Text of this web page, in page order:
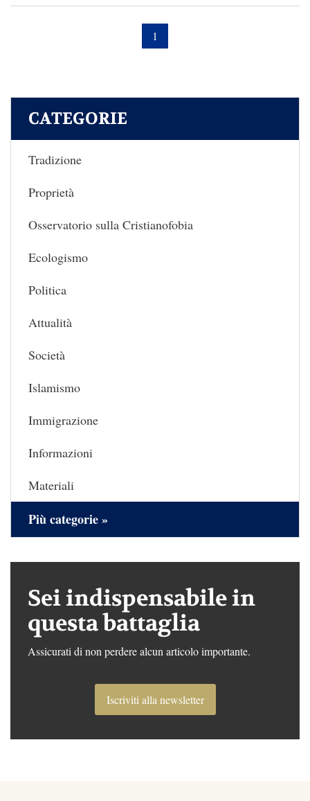
1
CATEGORIE
Tradizione
Proprietà
Osservatorio sulla Cristianofobia
Ecologismo
Politica
Attualità
Società
Islamismo
Immigrazione
Informazioni
Materiali
Più categorie »
Sei indispensabile in
questa battaglia
Assicurati di non perdere alcun articolo importante.
Iscriviti alla newsletter